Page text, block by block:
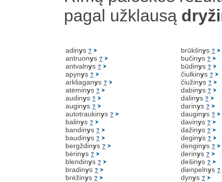
pagal užklausą
adinys ?
antruonys ?
antvalnys ?
apynys ?
arkliaganys ?
atėminys ?
audinys ?
auginys ?
autotraukinys ?
balinys ?
bandinys ?
baudinys ?
bergždinys ?
bėrinys ?
blendinys ?
bradinys ?
brėžinys ?
brūkšnys ?
bučinys ?
būdinys ?
čiulkinys ?
čiužinys ?
dabinys ?
dalinys ?
darinys ?
dauginys ?
davinys ?
dažinys ?
deginys ?
denginys ?
derinys ?
dešinys ?
dienpelnys ?
dynys ?